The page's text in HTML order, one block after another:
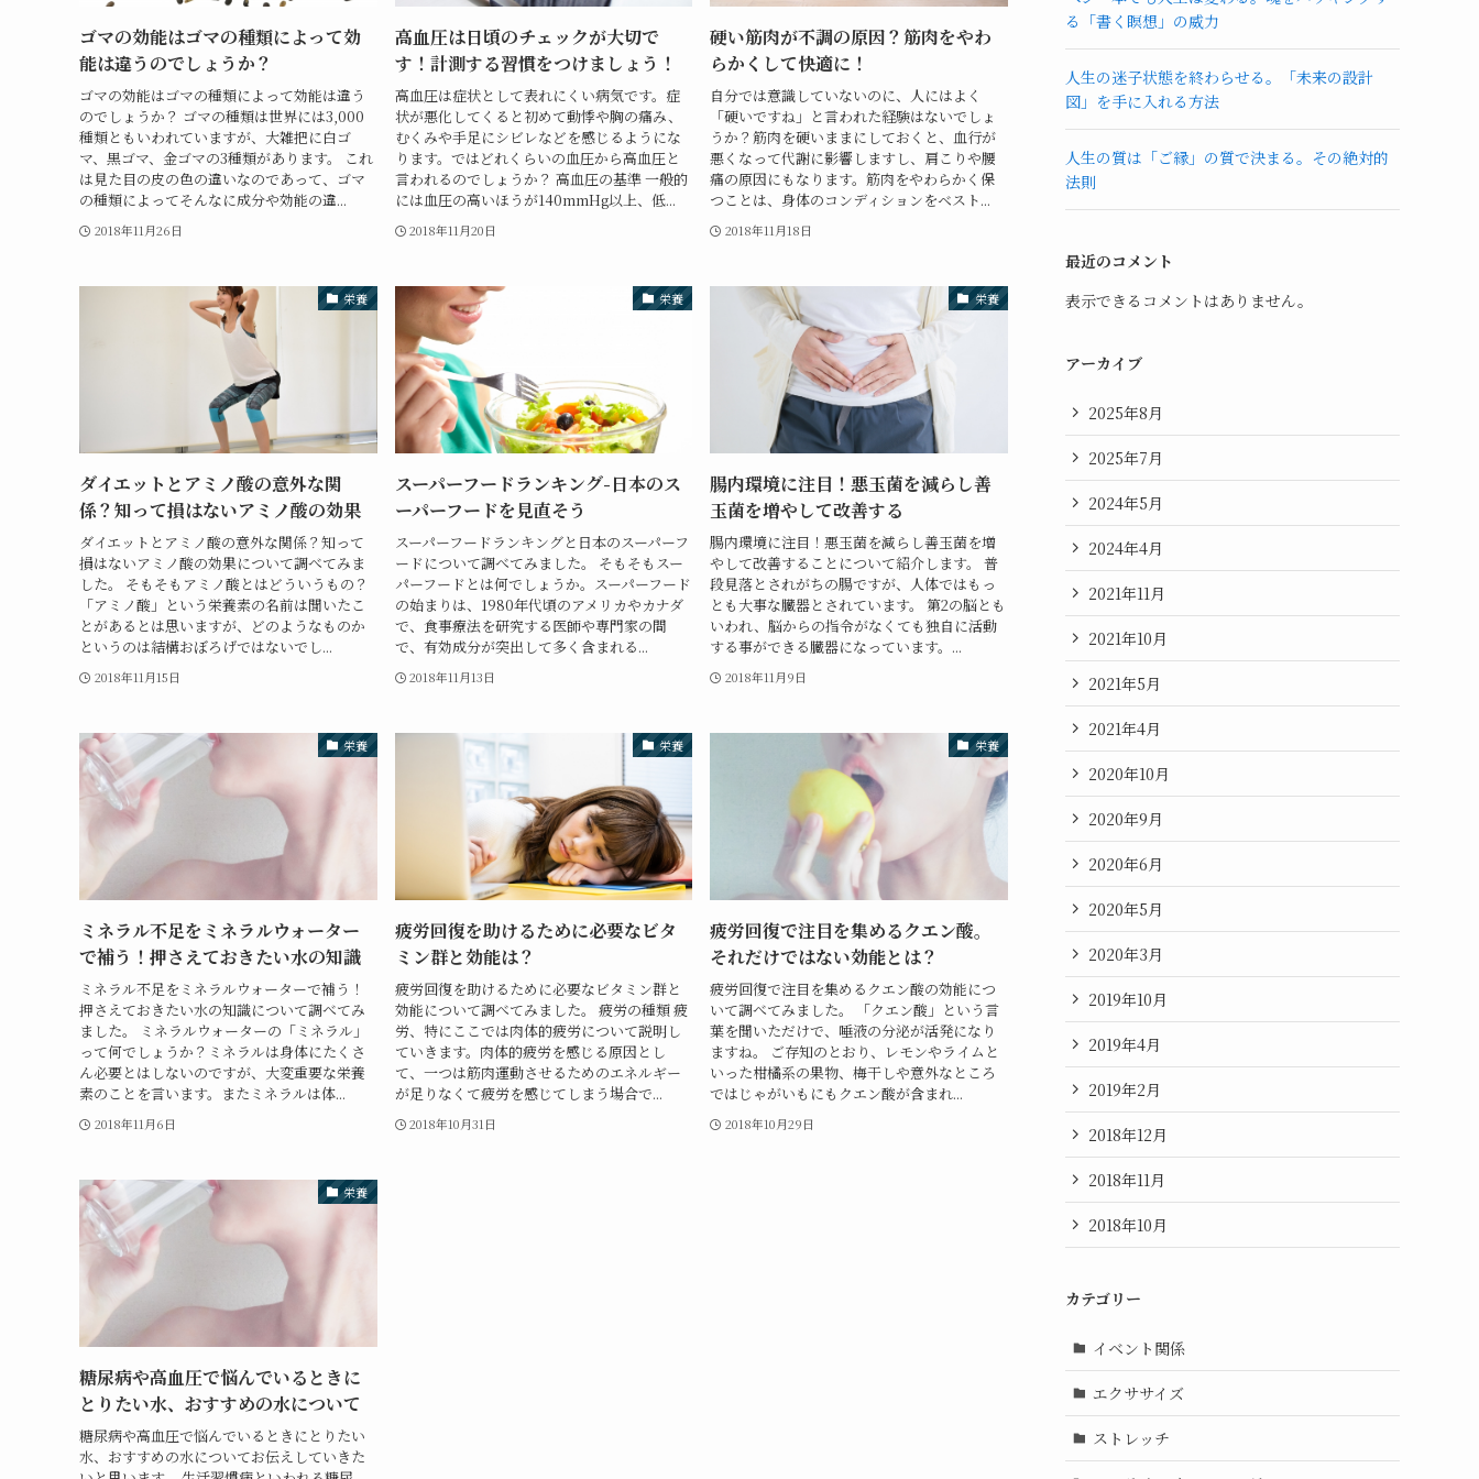
ゴマの効能はゴマの種類によって効
能は違うのでしょうか？
ゴマの効能はゴマの種類によって効能は違う
のでしょうか？ ゴマの種類は世界には3,000
種類ともいわれていますが、大雑把に白ゴ
マ、黒ゴマ、金ゴマの3種類があります。 これ
は見た目の皮の色の違いなのであって、ゴマ
の種類によってそんなに成分や効能の違...
2018年11月26日
高血圧は日頃のチェックが大切で
す！計測する習慣をつけましょう！
高血圧は症状として表れにくい病気です。症
状が悪化してくると初めて動悸や胸の痛み、
むくみや手足にシビレなどを感じるようにな
ります。ではどれくらいの血圧から高血圧と
言われるのでしょうか？ 高血圧の基準 一般的
には血圧の高いほうが140mmHg以上、低...
2018年11月20日
硬い筋肉が不調の原因？筋肉をやわ
らかくして快適に！
自分では意識していないのに、人にはよく
「硬いですね」と言われた経験はないでしょ
うか？筋肉を硬いままにしておくと、血行が
悪くなって代謝に影響しますし、肩こりや腰
痛の原因にもなります。筋肉をやわらかく保
つことは、身体のコンディションをベスト...
2018年11月18日
栄養
ダイエットとアミノ酸の意外な関
係？知って損はないアミノ酸の効果
ダイエットとアミノ酸の意外な関係？知って
損はないアミノ酸の効果について調べてみま
した。 そもそもアミノ酸とはどういうもの？
「アミノ酸」という栄養素の名前は聞いたこ
とがあるとは思いますが、どのようなものか
というのは結構おぼろげではないでし...
2018年11月15日
栄養
スーパーフードランキング-日本のス
ーパーフードを見直そう
スーパーフードランキングと日本のスーパーフ
ードについて調べてみました。 そもそもスー
パーフードとは何でしょうか。スーパーフード
の始まりは、1980年代頃のアメリカやカナダ
で、食事療法を研究する医師や専門家の間
で、有効成分が突出して多く含まれる...
2018年11月13日
栄養
腸内環境に注目！悪玉菌を減らし善
玉菌を増やして改善する
腸内環境に注目！悪玉菌を減らし善玉菌を増
やして改善することについて紹介します。 普
段見落とされがちの腸ですが、人体ではもっ
とも大事な臓器とされています。 第2の脳とも
いわれ、脳からの指令がなくても独自に活動
する事ができる臓器になっています。...
2018年11月9日
栄養
ミネラル不足をミネラルウォーター
で補う！押さえておきたい水の知識
ミネラル不足をミネラルウォーターで補う！
押さえておきたい水の知識について調べてみ
ました。 ミネラルウォーターの「ミネラル」
って何でしょうか？ミネラルは身体にたくさ
ん必要とはしないのですが、大変重要な栄養
素のことを言います。またミネラルは体...
2018年11月6日
栄養
疲労回復を助けるために必要なビタ
ミン群と効能は？
疲労回復を助けるために必要なビタミン群と
効能について調べてみました。 疲労の種類 疲
労、特にここでは肉体的疲労について説明し
ていきます。肉体的疲労を感じる原因とし
て、一つは筋肉運動させるためのエネルギー
が足りなくて疲労を感じてしまう場合で...
2018年10月31日
栄養
疲労回復で注目を集めるクエン酸。
それだけではない効能とは？
疲労回復で注目を集めるクエン酸の効能につ
いて調べてみました。 「クエン酸」という言
葉を聞いただけで、唾液の分泌が活発になり
ますね。 ご存知のとおり、レモンやライムと
いった柑橘系の果物、梅干しや意外なところ
ではじゃがいもにもクエン酸が含まれ...
2018年10月29日
栄養
糖尿病や高血圧で悩んでいるときに
とりたい水、おすすめの水について
糖尿病や高血圧で悩んでいるときにとりたい
水、おすすめの水についてお伝えしていきた
る「書く瞑想」の威力
人生の迷子状態を終わらせる。「未来の設計
図」を手に入れる方法
人生の質は「ご縁」の質で決まる。その絶対的
法則
最近のコメント
表示できるコメントはありません。
アーカイブ
2025年8月
2025年7月
2024年5月
2024年4月
2021年11月
2021年10月
2021年5月
2021年4月
2020年10月
2020年9月
2020年6月
2020年5月
2020年3月
2019年10月
2019年4月
2019年2月
2018年12月
2018年11月
2018年10月
カテゴリー
イベント関係
エクササイズ
ストレッチ